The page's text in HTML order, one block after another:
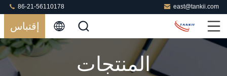
east@tankii.com
86-21-56110178
إقتباس
المنتجات